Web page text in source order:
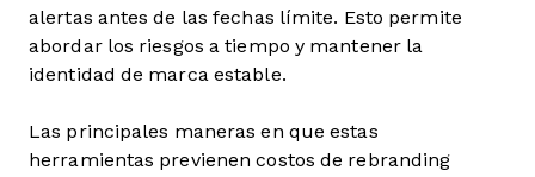
alertas antes de las fechas límite. Esto permite
abordar los riesgos a tiempo y mantener la
identidad de marca estable.
Las principales maneras en que estas
herramientas previenen costos de rebranding